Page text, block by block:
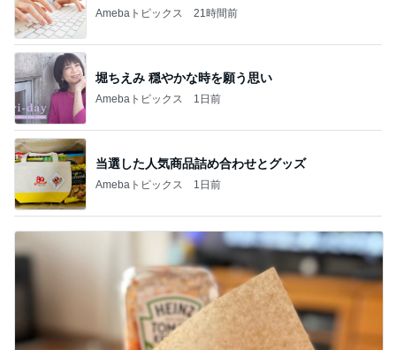
Amebaトピックス 21時間前
堀ちえみ 穏やかな時を願う思い
Amebaトピックス 1日前
当選した人気商品詰め合わせとグッズ
Amebaトピックス 1日前